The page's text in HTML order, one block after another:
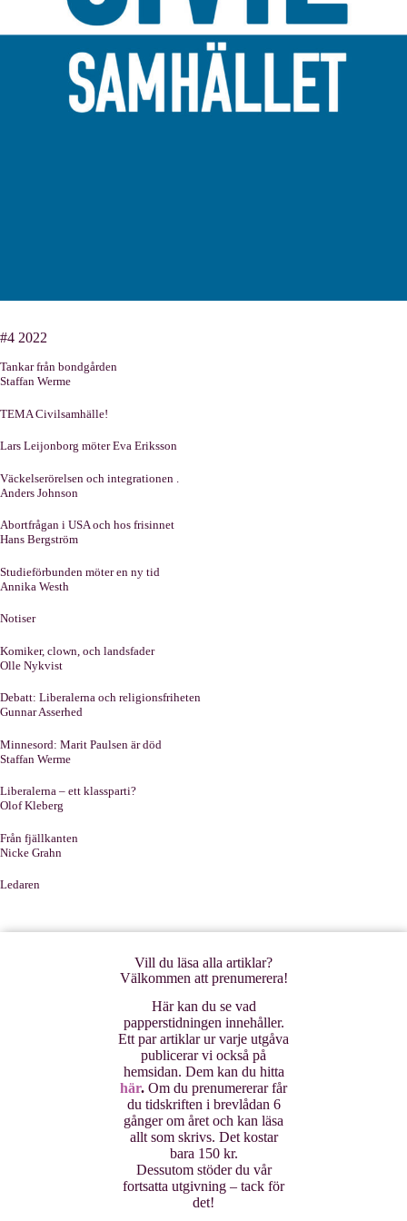
#4 2022
Tankar från bondgården
Staffan Werme
TEMA Civilsamhälle!
Lars Leijonborg möter Eva Eriksson
Väckelserörelsen och integrationen .
Anders Johnson
Abortfrågan i USA och hos frisinnet
Hans Bergström
Studieförbunden möter en ny tid
Annika Westh
Notiser
Komiker, clown, och landsfader
Olle Nykvist
Debatt: Liberalerna och religionsfriheten
Gunnar Asserhed
Minnesord: Marit Paulsen är död
Staffan Werme
Liberalerna – ett klassparti?
Olof Kleberg
Från fjällkanten
Nicke Grahn
Ledaren
Vill du läsa alla artiklar?
Välkommen att prenumerera!
Här kan du se vad
papperstidningen innehåller.
Ett par artiklar ur varje utgåva
publicerar vi också på
hemsidan. Dem kan du hitta
här. Om du prenumererar får
du tidskriften i brevlådan 6
gånger om året och kan läsa
allt som skrivs. Det kostar
bara 150 kr.
Dessutom stöder du vår
fortsatta utgivning – tack för
det!